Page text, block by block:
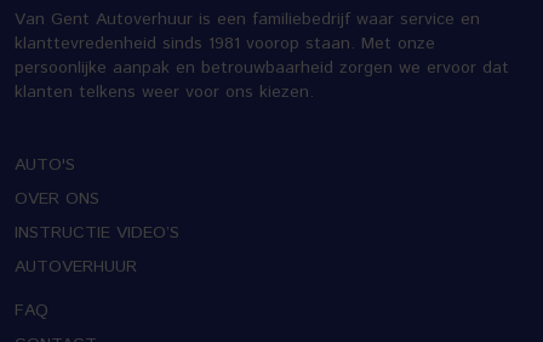
Van Gent Autoverhuur is een familiebedrijf waar service en
klanttevredenheid sinds 1981 voorop staan. Met onze
persoonlijke aanpak en betrouwbaarheid zorgen we ervoor dat
klanten telkens weer voor ons kiezen.
AUTO'S
OVER ONS
INSTRUCTIE VIDEO’S
AUTOVERHUUR
FAQ